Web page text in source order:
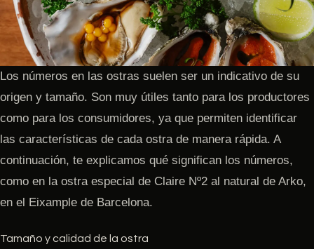
Los números en las ostras suelen ser un indicativo de su
origen y tamaño. Son muy útiles tanto para los productores
como para los consumidores, ya que permiten identificar
las características de cada ostra de manera rápida. A
continuación, te explicamos qué significan los números,
como en la ostra especial de Claire Nº2 al natural de Arko,
en el Eixample de Barcelona.
Tamaño y calidad de la ostra